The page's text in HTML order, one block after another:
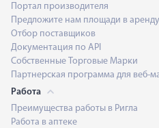
Портал производителя
Предложите нам площади в аренду
Отбор поставщиков
Документация по API
Собственные Торговые Марки
Партнерская программа для веб-
Работа
Преимущества работы в Ригла
Работа в аптеке